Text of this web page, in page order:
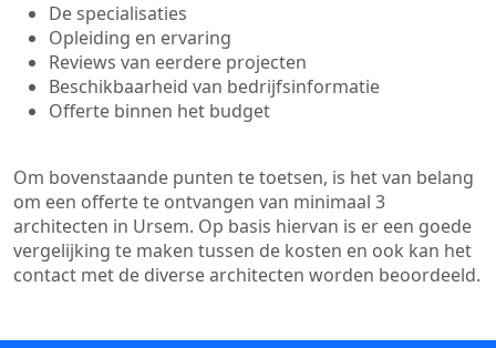
De specialisaties
Opleiding en ervaring
Reviews van eerdere projecten
Beschikbaarheid van bedrijfsinformatie
Offerte binnen het budget
Om bovenstaande punten te toetsen, is het van belang
om een offerte te ontvangen van minimaal 3
architecten in Ursem. Op basis hiervan is er een goede
vergelijking te maken tussen de kosten en ook kan het
contact met de diverse architecten worden beoordeeld.